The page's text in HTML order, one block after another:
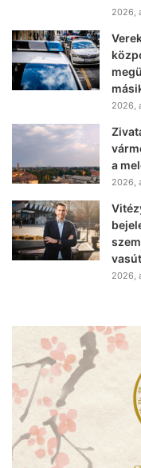
2026,
2026,
a
2026,
2026,